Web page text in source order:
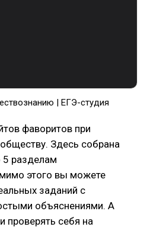
| ЕГЭ-студия
фаворитов при
Здесь собрана
5 разделам
этого вы можете
заданий с
объяснениями. А
проверять себя на